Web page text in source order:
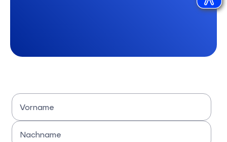
Vorname
Bitte Vornamen eingeben
Nachname